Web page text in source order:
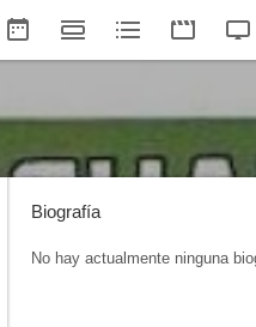
Biografía
No hay actualmente ninguna